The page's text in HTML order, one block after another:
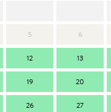
5 6
12 13
19 20
26 27